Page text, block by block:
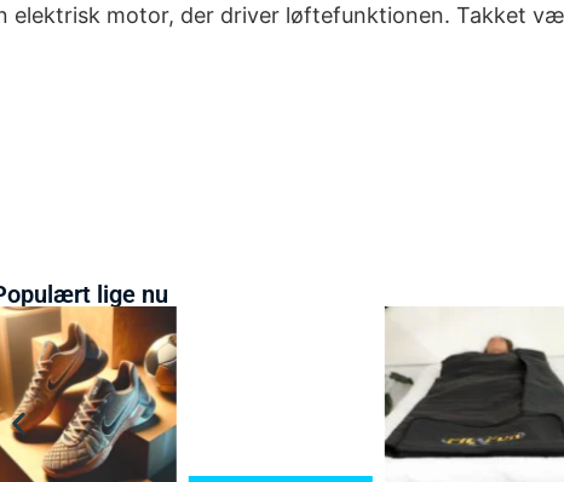
elektrisk motor, der driver løftefunktionen. Takket
lige nu